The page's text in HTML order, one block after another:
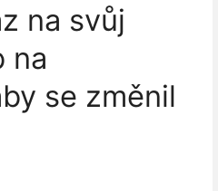
na svůj
na
se změnil